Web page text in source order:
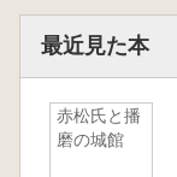
最近見た本
赤松氏と播
磨の城館